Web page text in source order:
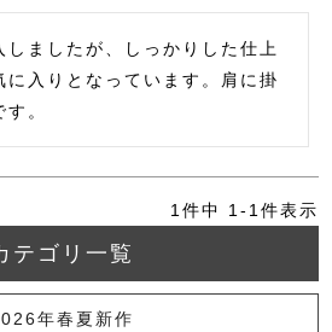
しましたが、しっかりした仕上
に入りとなっています。肩に掛
。
1 件中 1 - 1 件表示
テゴリ一覧
年春夏新作